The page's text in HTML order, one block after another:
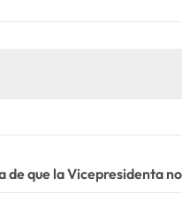
de que la Vicepresidenta